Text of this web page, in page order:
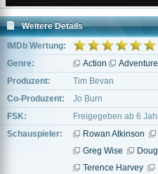
Weitere Details
IMDb Wertung:
Genre:
Action Adventure
Produzent:
Tim Bevan
Co-Produzent:
Jo Burn
FSK:
Freigegeben ab 6
Schauspieler:
Rowan Atkinson
Greg Wise
Terence Harvey